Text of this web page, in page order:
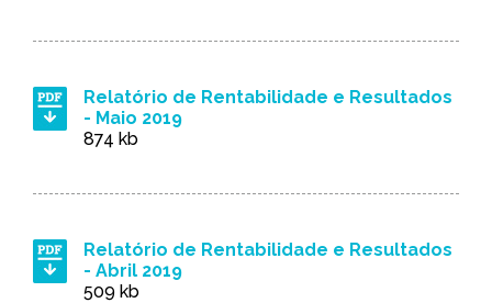
Relatório de Rentabilidade e Resultados
- Maio 2019
874 kb
Relatório de Rentabilidade e Resultados
- Abril 2019
509 kb